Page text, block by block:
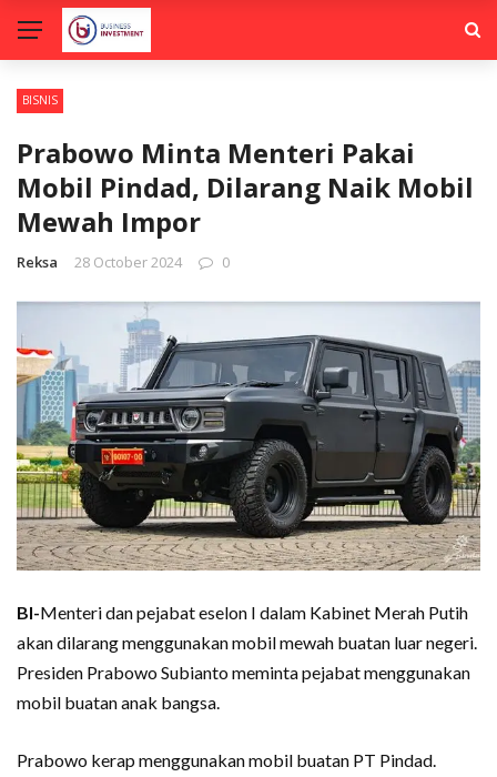
BISNIS
Prabowo Minta Menteri Pakai
Mobil Pindad, Dilarang Naik Mobil
Mewah Impor
Reksa 28 October 2024 0
BI-Menteri dan pejabat eselon I dalam Kabinet Merah Putih
akan dilarang menggunakan mobil mewah buatan luar negeri.
Presiden Prabowo Subianto meminta pejabat menggunakan
mobil buatan anak bangsa.
Prabowo kerap menggunakan mobil buatan PT Pindad.